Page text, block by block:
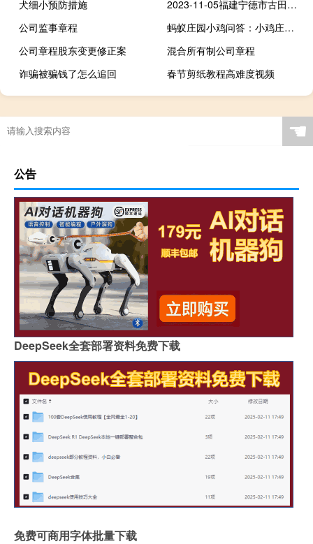
犬细小预防措施
2023-11-05福建宁德市古田县(姬菇)的报价是多少
公司监事章程
蚂蚁庄园小鸡问答：小鸡庄园今天答案7.17
公司章程股东变更修正案
混合所有制公司章程
诈骗被骗钱了怎么追回
春节剪纸教程高难度视频
☚
公告
DeepSeek全套部署资料免费下载
免费可商用字体批量下载